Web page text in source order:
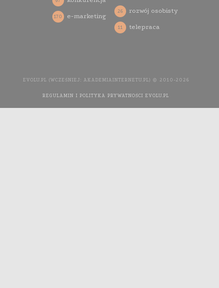
e-marketing
170
rozwój osobisty
26
telepraca
11
EVOLU.PL (WCZEŚNIEJ: AKADEMIAINTERNETU.PL) © 2010-2026
REGULAMIN I POLITYKA PRYWATNOŚCI EVOLU.PL